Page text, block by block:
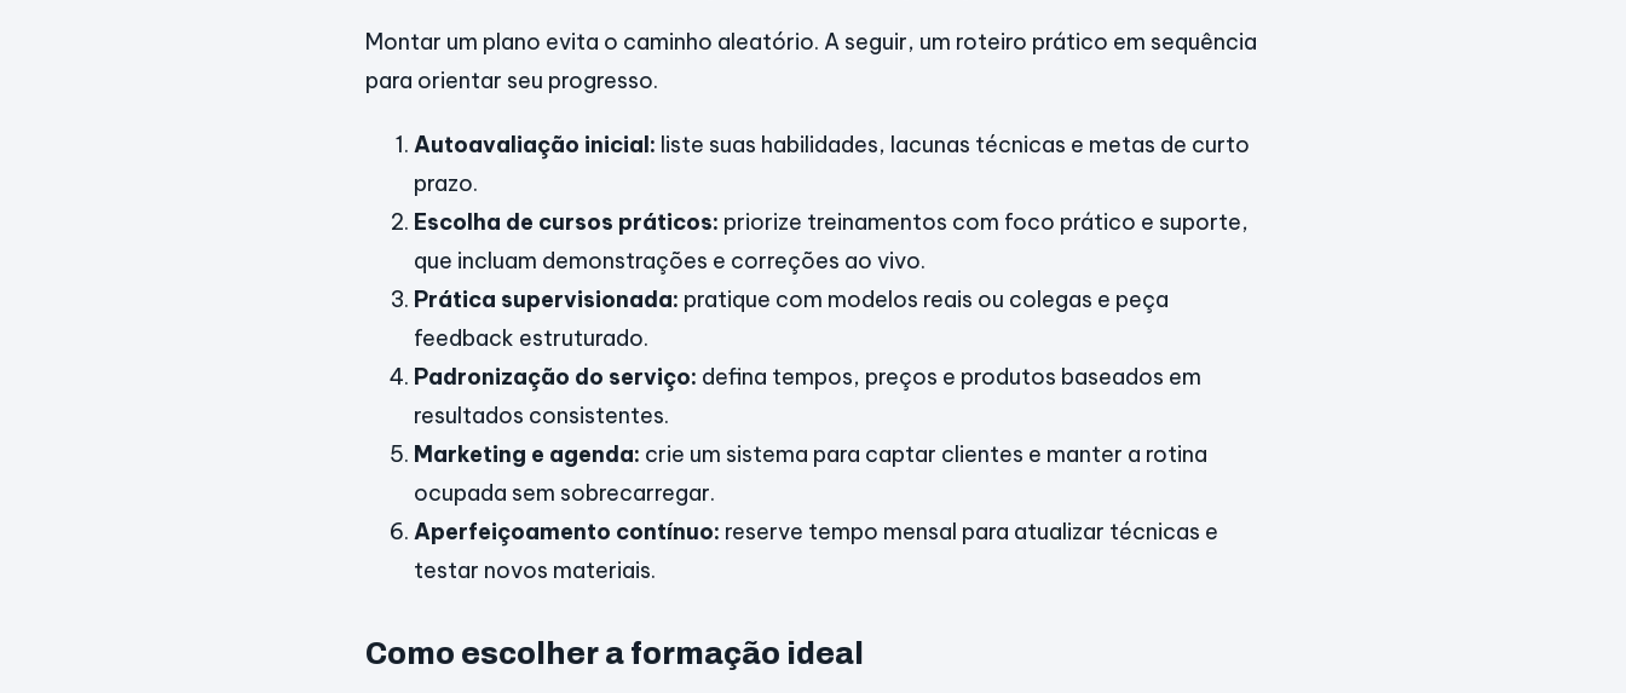
Montar um plano evita o caminho aleatório. A seguir, um roteiro prático em sequência
para orientar seu progresso.
Autoavaliação inicial: liste suas habilidades, lacunas técnicas e metas de curto
prazo.
Escolha de cursos práticos: priorize treinamentos com foco prático e suporte,
que incluam demonstrações e correções ao vivo.
Prática supervisionada: pratique com modelos reais ou colegas e peça
feedback estruturado.
Padronização do serviço: defina tempos, preços e produtos baseados em
resultados consistentes.
Marketing e agenda: crie um sistema para captar clientes e manter a rotina
ocupada sem sobrecarregar.
Aperfeiçoamento contínuo: reserve tempo mensal para atualizar técnicas e
testar novos materiais.
Como escolher a formação ideal